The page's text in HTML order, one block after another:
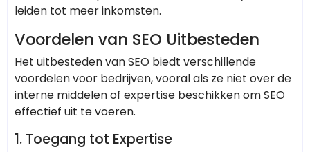
leiden tot meer inkomsten.
Voordelen van SEO Uitbesteden
Het uitbesteden van SEO biedt verschillende
voordelen voor bedrijven, vooral als ze niet over de
interne middelen of expertise beschikken om SEO
effectief uit te voeren.
1. Toegang tot Expertise